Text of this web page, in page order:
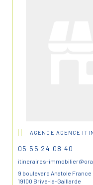
AGENCE AGENCE
05 55 24 08 40
itineraires-
9 boulevard Anatole France
19100 Brive-la-Gaillarde